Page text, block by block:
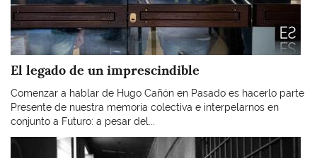
El legado de un imprescindible
Comenzar a hablar de Hugo Cañón en Pasado es hacerlo parte
Presente de nuestra memoria colectiva e interpelarnos en
conjunto a Futuro: a pesar del...